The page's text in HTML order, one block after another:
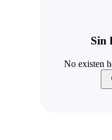
Sin
No existen